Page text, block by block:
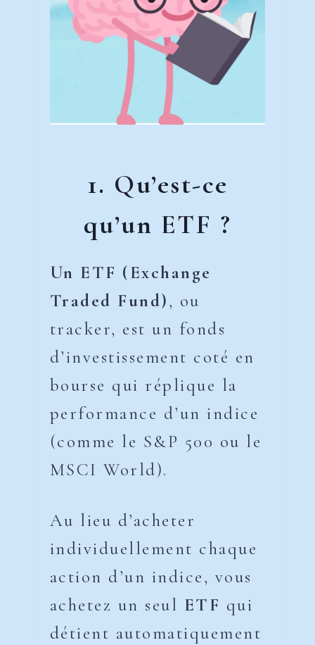
1. Qu’est-ce
qu’un ETF ?
Un ETF (Exchange
Traded Fund), ou
tracker, est un fonds
d’investissement coté en
bourse qui réplique la
performance d’un indice
(comme le S&P 500 ou le
MSCI World).
Au lieu d’acheter
individuellement chaque
action d’un indice, vous
achetez un seul ETF qui
détient automatiquement